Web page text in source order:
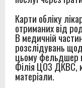
Карти обліку
отриманих від
В медичній
розслідувань
цьому фельдшер
Філія ЦОЗ ДКВС,
матеріали.